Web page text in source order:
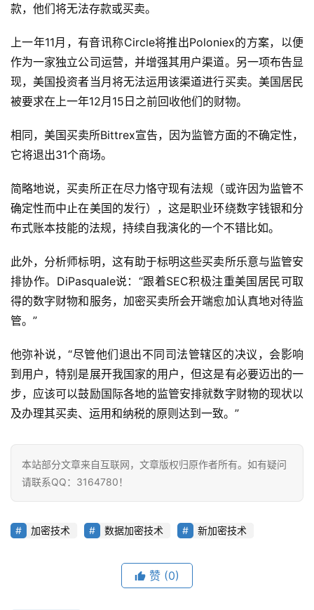
款，他们将无法存款或买卖。
上一年11月，有音讯称Circle将推出Poloniex的方案，以便
作为一家独立公司运营，并增强其用户渠道。另一项布告显
现，美国投资者当月将无法运用该渠道进行买卖。美国居民
被要求在上一年12月15日之前回收他们的财物。
相同，美国买卖所Bittrex宣告，因为监管方面的不确定性，
它将退出31个商场。
简略地说，买卖所正在尽力恪守现有法规（或许因为监管不
确定性而中止在美国的发行），这是职业环绕数字钱银和分
布式账本技能的法规，持续自我演化的一个不错比如。
此外，分析师标明，这有助于标明这些买卖所乐意与监管安
排协作。DiPasquale说：“跟着SEC积极注重美国居民可取
得的数字财物和服务，加密买卖所会开端愈加认真地对待监
管。”
他弥补说，“尽管他们退出不同司法管辖区的决议，会影响
到用户，特别是展开我国家的用户，但这是有必要迈出的一
步，应该可以鼓励国际各地的监管安排就数字财物的现状以
及办理其买卖、运用和纳税的原则达到一致。”
本站部分文章来自互联网，文章版权归原作者所有。如有疑问
请联系QQ：3164780！
加密技术 数据加密技术 新加密技术
赞 (0)